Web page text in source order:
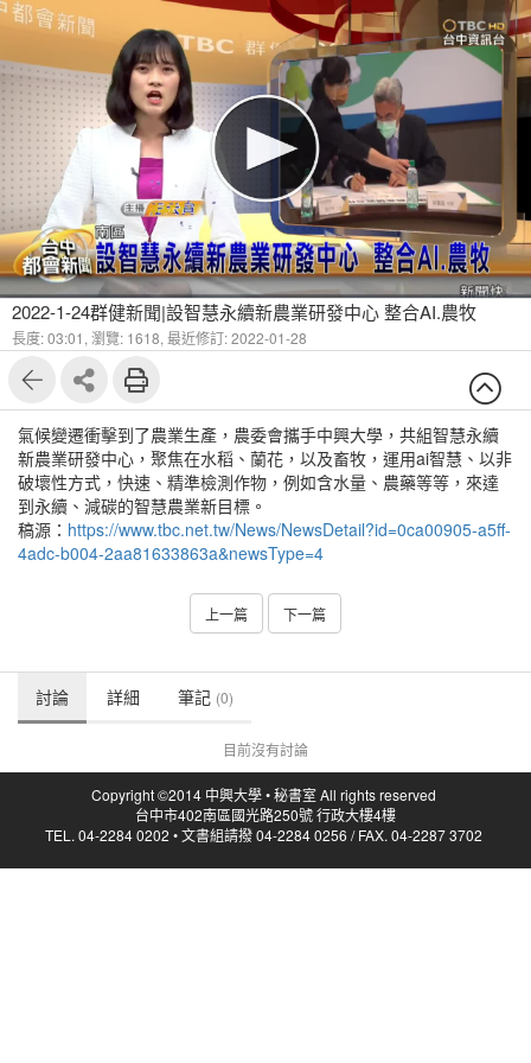
2022-1-24群健新聞|設智慧永續新農業研發中心 整合AI.農牧
長度: 03:01, 瀏覽: 1618, 最近修訂: 2022-01-28
氣候變遷衝擊到了農業生產，農委會攜手中興大學，共組智慧永續
新農業研發中心，聚焦在水稻、蘭花，以及畜牧，運用ai智慧、以非
破壞性方式，快速、精準檢測作物，例如含水量、農藥等等，來達
到永續、減碳的智慧農業新目標。
稿源： https://www.tbc.net.tw/News/NewsDetail?id=0ca00905-a5ff-
4adc-b004-2aa81633863a&newsType=4
上一篇 下一篇
討論 詳細 筆記 (0)
目前沒有討論
Copyright ©2014 中興大學 • 秘書室 All rights reserved
台中市402南區國光路250號 行政大樓4樓
TEL. 04-2284 0202 • 文書組請撥 04-2284 0256 / FAX. 04-2287 3702